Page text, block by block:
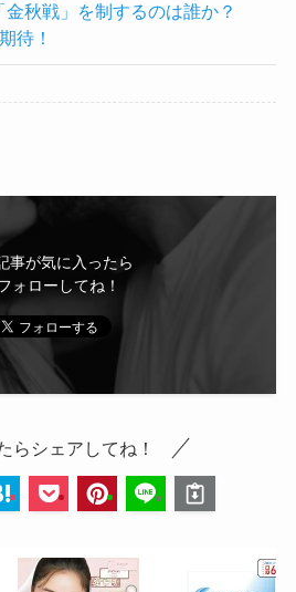
金秋戦」を制するのは誰か？
待！
事が気に入ったら
ォローしてね！
らシェアしてね！